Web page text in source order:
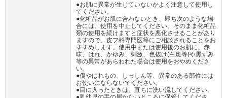
●お肌に異常が生じていないかよく注意して使用し
てください。
●化粧品がお肌に合わないとき、即ち次のような場
合には、使用を中止してください。そのまま化粧品
類の使用を続けますと症状を悪化させることがあり
ますので、皮フ科専門医等にご相談されることをお
すすめします。使用中または使用後のお肌に、赤
味、はれ、かゆみ、刺激、色抜け(白斑等)や黒ずみ
等の異常があらわれた場合は使用をおやめくださ
い。
●傷やはれもの、しっしん等、異常のある部位には
お使いにならないでください。
●目に入ったときは、直ちに洗い流してください。